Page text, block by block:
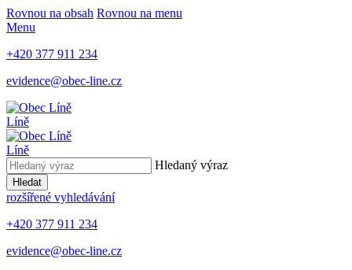
Rovnou na obsah Rovnou na menu
Menu
+420 377 911 234
evidence@obec-line.cz
Líně
Líně
Hledaný výraz
Hledat
rozšířené vyhledávání
+420 377 911 234
evidence@obec-line.cz